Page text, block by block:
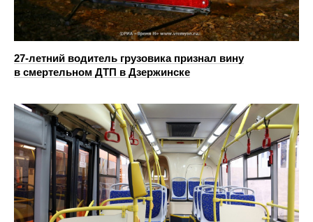
27-летний водитель грузовика признал вину
в смертельном ДТП в Дзержинске